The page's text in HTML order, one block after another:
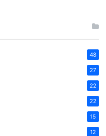
48
27
22
22
15
12